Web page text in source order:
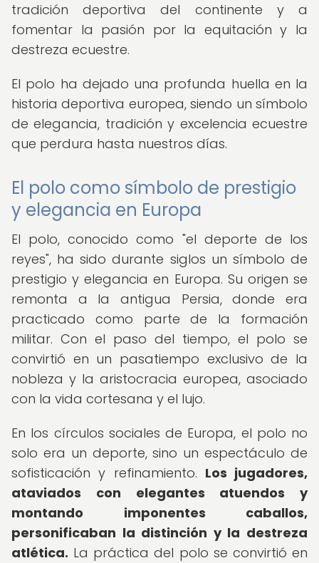
tradición deportiva del continente y a
fomentar la pasión por la equitación y la
destreza ecuestre.
El polo ha dejado una profunda huella en la
historia deportiva europea, siendo un símbolo
de elegancia, tradición y excelencia ecuestre
que perdura hasta nuestros días.
El polo como símbolo de prestigio
y elegancia en Europa
El polo, conocido como "el deporte de los
reyes", ha sido durante siglos un símbolo de
prestigio y elegancia en Europa. Su origen se
remonta a la antigua Persia, donde era
practicado como parte de la formación
militar. Con el paso del tiempo, el polo se
convirtió en un pasatiempo exclusivo de la
nobleza y la aristocracia europea, asociado
con la vida cortesana y el lujo.
En los círculos sociales de Europa, el polo no
solo era un deporte, sino un espectáculo de
sofisticación y refinamiento. Los jugadores,
ataviados con elegantes atuendos y
montando imponentes caballos,
personificaban la distinción y la destreza
atlética. La práctica del polo se convirtió en